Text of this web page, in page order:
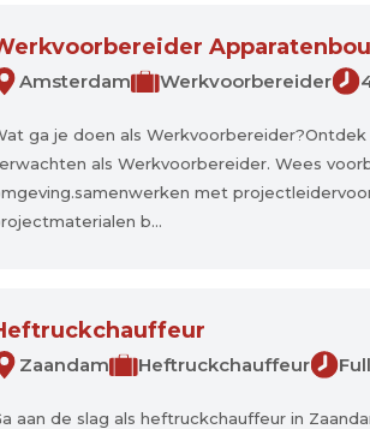
Amsterdam Werkvoorbereider
ga je doen als
als Werkvoorbereider. Wees
met
b...
Zaandam Heftruckchauffeur
aan de slag als heftruckchauffeur in